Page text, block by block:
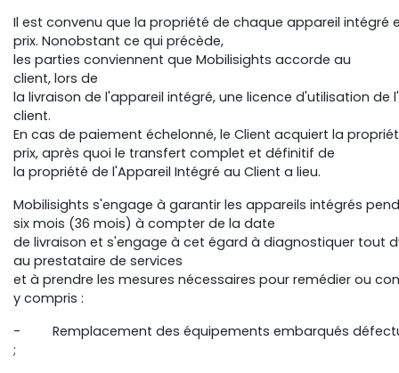
Il est convenu que la propriété de chaque appareil
prix. Nonobstant ce qui précède,
les parties conviennent que Mobilisights accorde au
client, lors de
la livraison de l'appareil intégré, une licence d'utilisation
client.
En cas de paiement échelonné, le Client acquiert la
prix, après quoi le transfert complet et définitif de
la propriété de l'Appareil Intégré au Client a lieu.
Mobilisights s'engage à garantir les appareils intégrés
six mois (36 mois) à compter de la date
de livraison et s'engage à cet égard à diagnostiquer tout
au prestataire de services
et à prendre les mesures nécessaires pour remédier ou
y compris :
- Remplacement des équipements embarqués
;